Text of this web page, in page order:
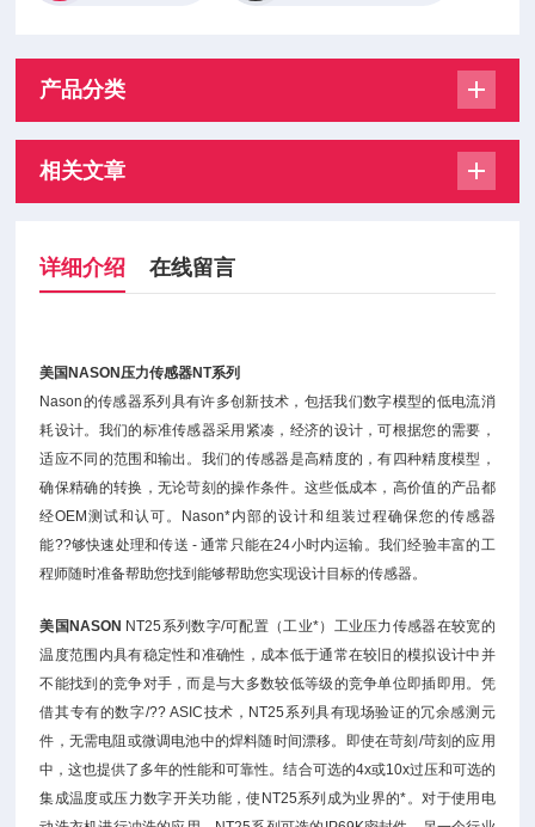
产品分类
相关文章
详细介绍 在线留言
美国NASON压力传感器NT系列
Nason的传感器系列具有许多创新技术，包括我们数字模型的低电流消
耗设计。我们的标准传感器采用紧凑，经济的设计，可根据您的需要，
适应不同的范围和输出。我们的传感器是高精度的，有四种精度模型，
确保精确的转换，无论苛刻的操作条件。这些低成本，高价值的产品都
经OEM测试和认可。Nason*内部的设计和组装过程确保您的传感器
能??够快速处理和传送 - 通常只能在24小时内运输。我们经验丰富的工
程师随时准备帮助您找到能够帮助您实现设计目标的传感器。
美国NASON NT25系列数字/可配置（工业*）工业压力传感器在较宽的
温度范围内具有稳定性和准确性，成本低于通常在较旧的模拟设计中并
不能找到的竞争对手，而是与大多数较低等级的竞争单位即插即用。凭
借其专有的数字/?? ASIC技术，NT25系列具有现场验证的冗余感测元
件，无需电阻或微调电池中的焊料随时间漂移。即使在苛刻/苛刻的应用
中，这也提供了多年的性能和可靠性。结合可选的4x或10x过压和可选的
集成温度或压力数字开关功能，使NT25系列成为业界的*。对于使用电